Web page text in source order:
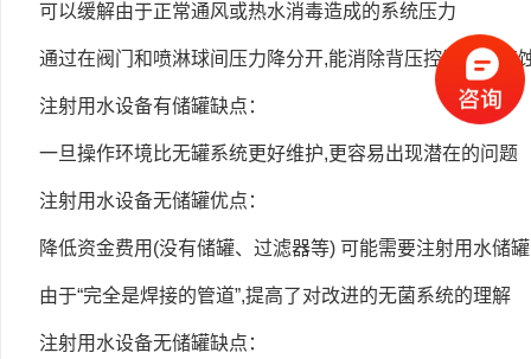
可以缓解由于正常通风或热水消毒造成的系统压力
通过在阀门和喷淋球间压力降分开,能消除背压控制阀门气
注射用水设备有储罐缺点：
一旦操作环境比无罐系统更好维护,更容易出现潜在的问题
注射用水设备无储罐优点：
降低资金费用(没有储罐、过滤器等) 可能需要注射用水储
由于“完全是焊接的管道”,提高了对改进的无菌系统的理解
注射用水设备无储罐缺点：